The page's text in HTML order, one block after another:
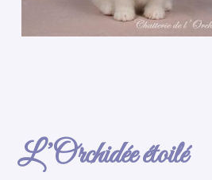
L’Orchidée étoilé